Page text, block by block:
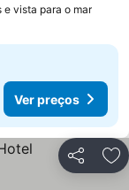
vista para o mar
Ver preços
Partilhar